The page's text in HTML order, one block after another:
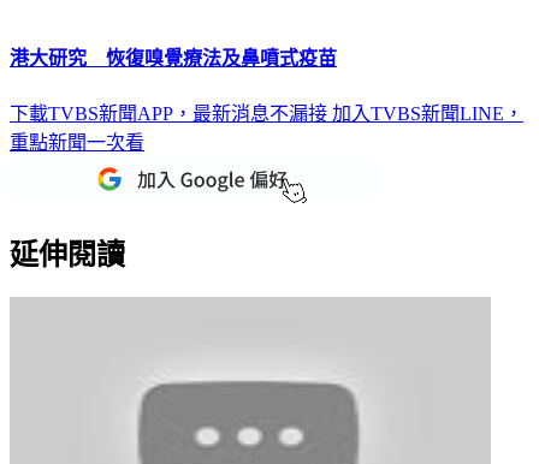
港大研究 恢復嗅覺療法及鼻噴式疫苗
下載TVBS新聞APP，最新消息不漏接 加入TVBS新聞LINE，
重點新聞一次看
延伸閱讀